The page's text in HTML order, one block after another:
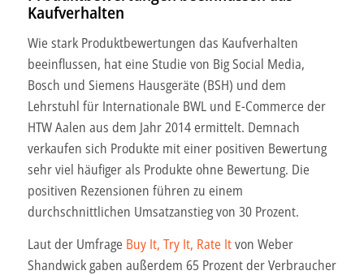
Kaufverhalten
Wie stark Produktbewertungen das Kaufverhalten
beeinflussen, hat eine Studie von Big Social Media,
Bosch und Siemens Hausgeräte (BSH) und dem
Lehrstuhl für Internationale BWL und E-Commerce der
HTW Aalen aus dem Jahr 2014 ermittelt. Demnach
verkaufen sich Produkte mit einer positiven Bewertung
sehr viel häufiger als Produkte ohne Bewertung. Die
positiven Rezensionen führen zu einem
durchschnittlichen Umsatzanstieg von 30 Prozent.
Laut der Umfrage Buy It, Try It, Rate Itvon Weber
Shandwick gaben außerdem 65 Prozent der Verbraucher